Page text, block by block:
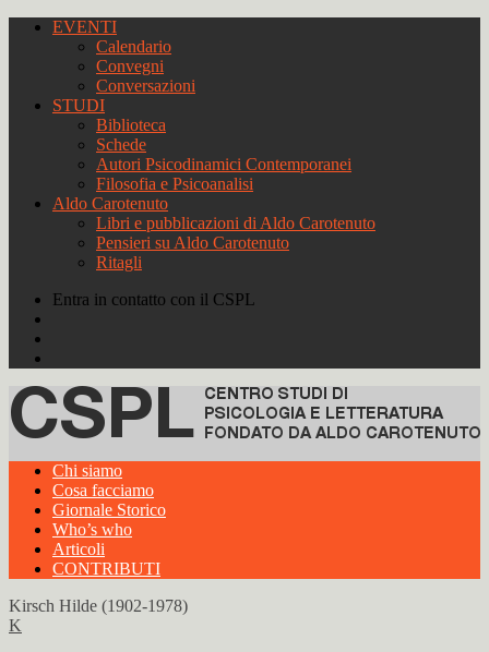
EVENTI
Calendario
Convegni
Conversazioni
STUDI
Biblioteca
Schede
Autori Psicodinamici Contemporanei
Filosofia e Psicoanalisi
Aldo Carotenuto
Libri e pubblicazioni di Aldo Carotenuto
Pensieri su Aldo Carotenuto
Ritagli
Entra in contatto con il CSPL
Chi siamo
Cosa facciamo
Giornale Storico
Who’s who
Articoli
CONTRIBUTI
Kirsch Hilde (1902-1978)
K